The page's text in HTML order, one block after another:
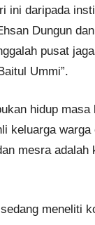
ini daripada
Dungun
pusat
Ummi”.
hidup
keluarga
mesra adalah
meneliti